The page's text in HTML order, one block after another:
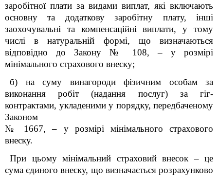
заробітної плати за видами виплат, які включають
основну та додаткову заробітну плату, інші
заохочувальні та компенсаційні виплати, у тому
числі в натуральній формі, що визначаються
відповідно до Закону № 108, – у розмірі
мінімального страхового внеску;
б) на суму винагороди фізичним особам за
виконання робіт (надання послуг) за гіг-
контрактами, укладеними у порядку, передбаченому
Законом
№ 1667, – у розмірі мінімального страхового
внеску.
При цьому мінімальний страховий внесок – це
сума єдиного внеску, що визначається розрахунково